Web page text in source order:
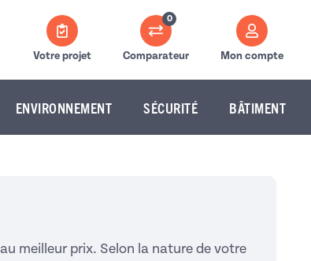
Votre projet
0
Comparateur Mon compte
ENVIRONNEMENT SÉCURITÉ BÂTIMENT
au meilleur prix. Selon la nature de votre